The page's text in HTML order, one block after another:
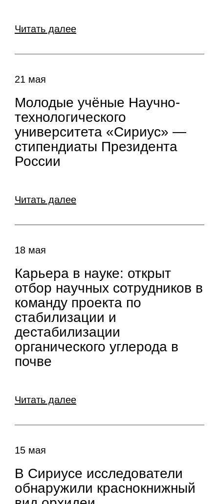
Читать далее
21 мая
Молодые учёные Научно-
технологического
университета «Сириус» —
стипендиаты Президента
России
Читать далее
18 мая
Карьера в науке: открыт
отбор научных сотрудников в
команду проекта по
стабилизации и
дестабилизации
органического углерода в
почве
Читать далее
15 мая
В Сириусе исследователи
обнаружили краснокнижный